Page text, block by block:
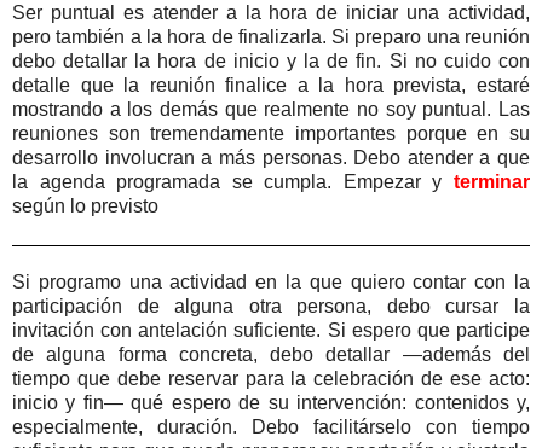
Ser puntual es atender a la hora de iniciar una actividad,
pero también a la hora de finalizarla. Si preparo una reunión
debo detallar la hora de inicio y la de fin. Si no cuido con
detalle que la reunión finalice a la hora prevista, estaré
mostrando a los demás que realmente no soy puntual. Las
reuniones son tremendamente importantes porque en su
desarrollo involucran a más personas. Debo atender a que
la agenda programada se cumpla. Empezar y terminar
según lo previsto
Si programo una actividad en la que quiero contar con la
participación de alguna otra persona, debo cursar la
invitación con antelación suficiente. Si espero que participe
de alguna forma concreta, debo detallar —además del
tiempo que debe reservar para la celebración de ese acto:
inicio y fin— qué espero de su intervención: contenidos y,
especialmente, duración. Debo facilitárselo con tiempo